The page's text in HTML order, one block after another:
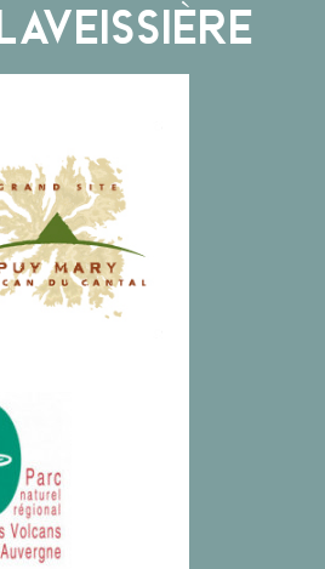
LAVEISSIÈRE